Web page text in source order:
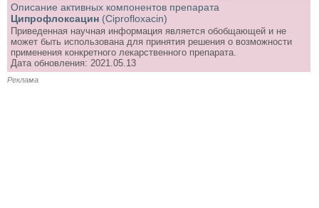
Описание активных компонентов препарата
Ципрофлоксацин (Ciprofloxacin)
Приведенная научная информация является обобщающей и не
может быть использована для принятия решения о возможности
применения конкретного лекарственного препарата.
Дата обновления: 2021.05.13
Реклама